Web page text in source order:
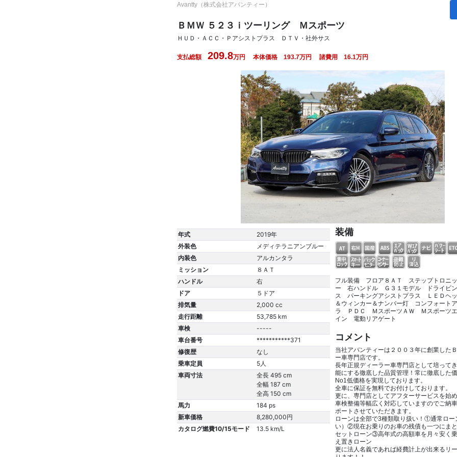
Avantty（株式会社アバンティー）
ＢＭＷ ５２３ｉツーリング Ｍスポーツ
ＨＵＤ・ＡＣＣ・Ｐアシストプラス ＤＴＶ・社外サス
支払総額 209.8万円 本体価格 193.7万円 諸費用 16.1万円
年式
2019年
外装色
メディテラニアンブルー
内装色
アルカンタラ
ミッション
８ＡＴ
ハンドル
右
ドア
５ドア
排気量
2,000 cc
走行距離
53,785 km
車検
-----
車台番号
***********371
修復歴
なし
乗車定員
5人
車両寸法
全長 495 cm
全幅 187 cm
全高 150 cm
馬力
184 ps
新車価格
8,280,000円
カタログ燃費10/15モード
13.5 km/L
装備
フル装備 フロア８ＡＴ ステップトロニ
ー 右ハンドル Ｇ３１モデル ドライビン
ス パーキングアシストプラス ＬＥＤヘ
＆ウィンカー＆ナンバー灯 コンフォート
ラ ＰＤＣ ＭスポーツＡＷ Ｍスポーツ
イン 電動リアゲート
コメント
当社アバンティーは２００３年に創業した
ー車専門店です。
長年正規ディーラー車専門店として培って
能にする徹底した品質管理！常に徹底した
No1低価格を実現しております。
全車に保証を無料でお付けしております。
更に、専門店としてアフターサービスを始
車検整備等幅広く対応していますのでご納
ポートさせていただきます。
ローンは全部で3種類取り扱い！①通常ロー
い）②現在お乗りのお車の残債も一つにま
セットローン③高年式の高額車を月々安く
え置きローン
更に法人名義であれば経費計上が出来るリ